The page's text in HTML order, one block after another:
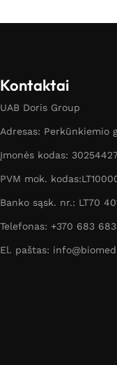
Kontaktai
UAB Doris Group
Adresas: Perkūnkiemio
Įmonės kodas:
PVM mok.
Banko sąsk. nr.: LT70
Telefonas: +370 683
El. paštas: